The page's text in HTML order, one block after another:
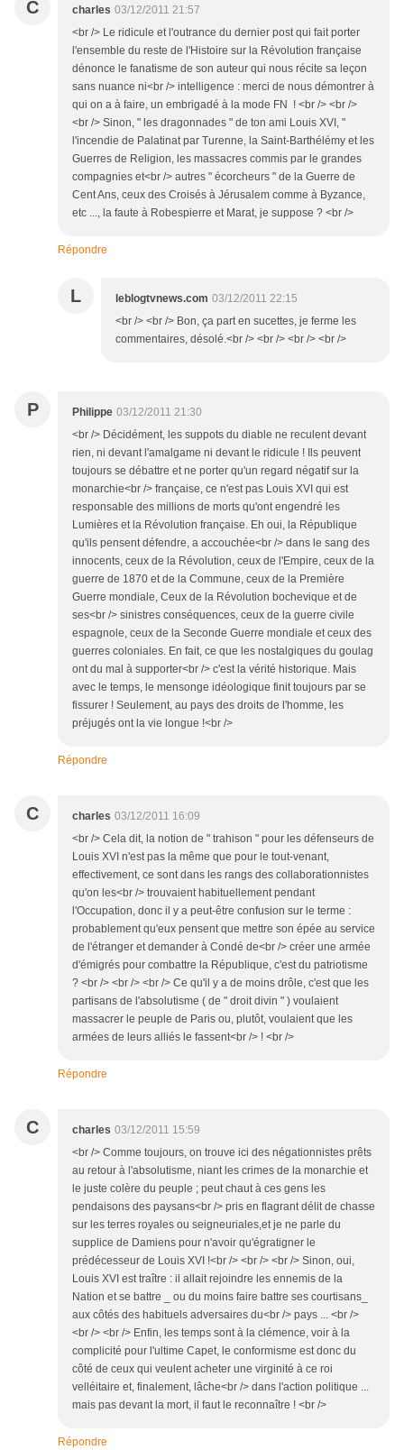
C charles 03/12/2011 21:57
<br /> Le ridicule et l'outrance du dernier post qui fait porter
l'ensemble du reste de l'Histoire sur la Révolution française
dénonce le fanatisme de son auteur qui nous récite sa leçon
sans nuance ni<br /> intelligence : merci de nous démontrer à
qui on a à faire, un embrigadé à la mode FN ! <br /> <br />
<br /> Sinon, " les dragonnades " de ton ami Louis XVI, "
l'incendie de Palatinat par Turenne, la Saint-Barthélémy et les
Guerres de Religion, les massacres commis par le grandes
compagnies et<br /> autres " écorcheurs " de la Guerre de
Cent Ans, ceux des Croisés à Jérusalem comme à Byzance,
etc ..., la faute à Robespierre et Marat, je suppose ? <br />
Répondre
L leblogtvnews.com 03/12/2011 22:15
<br /> <br /> Bon, ça part en sucettes, je ferme les
commentaires, désolé.<br /> <br /> <br /> <br />
P Philippe 03/12/2011 21:30
<br /> Décidément, les suppots du diable ne reculent devant
rien, ni devant l'amalgame ni devant le ridicule ! Ils peuvent
toujours se débattre et ne porter qu'un regard négatif sur la
monarchie<br /> française, ce n'est pas Louis XVI qui est
responsable des millions de morts qu'ont engendré les
Lumières et la Révolution française. Eh oui, la République
qu'ils pensent défendre, a accouchée<br /> dans le sang des
innocents, ceux de la Révolution, ceux de l'Empire, ceux de la
guerre de 1870 et de la Commune, ceux de la Première
Guerre mondiale, Ceux de la Révolution bochevique et de
ses<br /> sinistres conséquences, ceux de la guerre civile
espagnole, ceux de la Seconde Guerre mondiale et ceux des
guerres coloniales. En fait, ce que les nostalgiques du goulag
ont du mal à supporter<br /> c'est la vérité historique. Mais
avec le temps, le mensonge idéologique finit toujours par se
fissurer ! Seulement, au pays des droits de l'homme, les
préjugés ont la vie longue !<br />
Répondre
C charles 03/12/2011 16:09
<br /> Cela dit, la notion de " trahison " pour les défenseurs de
Louis XVI n'est pas la même que pour le tout-venant,
effectivement, ce sont dans les rangs des collaborationnistes
qu'on les<br /> trouvaient habituellement pendant
l'Occupation, donc il y a peut-être confusion sur le terme :
probablement qu'eux pensent que mettre son épée au service
de l'étranger et demander à Condé de<br /> créer une armée
d'émigrés pour combattre la République, c'est du patriotisme
? <br /> <br /> <br /> Ce qu'il y a de moins drôle, c'est que les
partisans de l'absolutisme ( de " droit divin " ) voulaient
massacrer le peuple de Paris ou, plutôt, voulaient que les
armées de leurs alliés le fassent<br /> ! <br />
Répondre
C charles 03/12/2011 15:59
<br /> Comme toujours, on trouve ici des négationnistes prêts
au retour à l'absolutisme, niant les crimes de la monarchie et
le juste colère du peuple ; peut chaut à ces gens les
pendaisons des paysans<br /> pris en flagrant délit de chasse
sur les terres royales ou seigneuriales,et je ne parle du
supplice de Damiens pour n'avoir qu'égratigner le
prédécesseur de Louis XVI !<br /> <br /> <br /> Sinon, oui,
Louis XVI est traître : il allait rejoindre les ennemis de la
Nation et se battre _ ou du moins faire battre ses courtisans_
aux côtés des habituels adversaires du<br /> pays ... <br />
<br /> <br /> Enfin, les temps sont à la clémence, voir à la
complicité pour l'ultime Capet, le conformisme est donc du
côté de ceux qui veulent acheter une virginité à ce roi
velléitaire et, finalement, lâche<br /> dans l'action politique ...
mais pas devant la mort, il faut le reconnaître ! <br />
Répondre